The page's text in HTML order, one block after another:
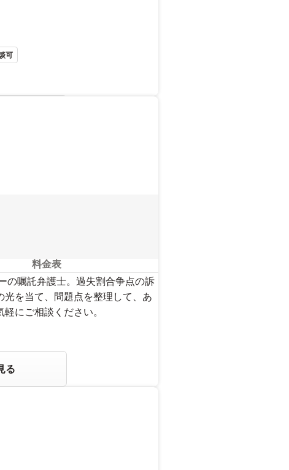
可
料金表
の嘱託弁護士。過失割合争点の訴
を当て、問題点を整理して、あ
にご相談ください。
る